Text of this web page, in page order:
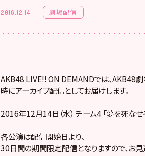
2016.12.14 劇場配信
AKB48 LIVE!! ON DEMANDでは、AKB48
時にアーカイブ配信としてお届けします。
2016年12月14日（水） チーム4 「夢を死な
各公演は配信開始日より、
30日間の期間限定配信となりますので、お見